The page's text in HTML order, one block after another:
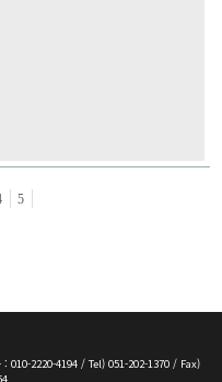
5
010-2220-4194 / Tel) 051-202-1370 / Fax)